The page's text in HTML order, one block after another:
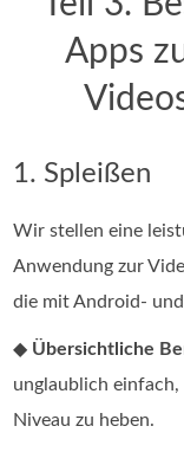
Apps
1. Spleißen
Wir stellen eine
Anwendung zur
die mit Android-
◆ Übersichtliche
unglaublich
Niveau zu heben.